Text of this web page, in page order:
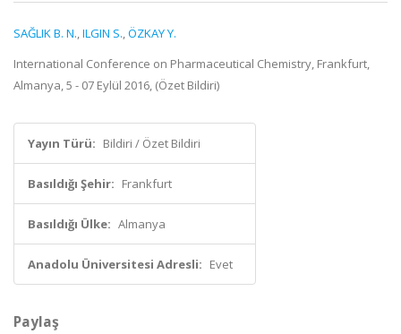
SAĞLIK B. N.,ILGIN S.,ÖZKAY Y.
International Conference on Pharmaceutical Chemistry, Frankfurt,
Almanya, 5 - 07 Eylül 2016, (Özet Bildiri)
Yayın Türü: Bildiri / Özet Bildiri
Basıldığı Şehir: Frankfurt
Basıldığı Ülke: Almanya
Anadolu Üniversitesi Adresli: Evet
Paylaş